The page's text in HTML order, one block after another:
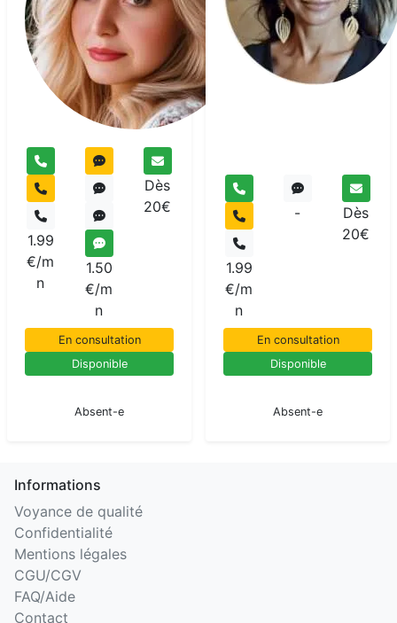
Diana
Voyant
1.99
€/m
n
1.50
€/m
n
Dès
20€
En consultation
Disponible
Absent-e
1.99
€/m
n
-
Dès
20€
En consultation
Disponible
Absent-e
Informations
Voyance de qualité
Confidentialité
Mentions légales
CGU/CGV
FAQ/Aide
Contact